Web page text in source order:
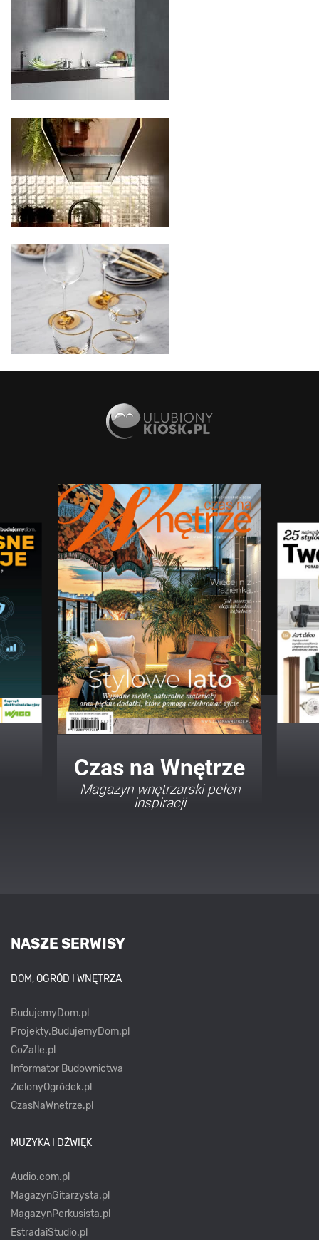
Twój Dom Twój Styl
Porady i inspiracje w
najmodniejszych stylach
NASZE SERWISY
DOM, OGRÓD I WNĘTRZA
BudujemyDom.pl
Projekty.BudujemyDom.pl
CoZaIle.pl
Informator Budownictwa
ZielonyOgródek.pl
CzasNaWnetrze.pl
MUZYKA I DŹWIĘK
Audio.com.pl
MagazynGitarzysta.pl
MagazynPerkusista.pl
EstradaiStudio.pl